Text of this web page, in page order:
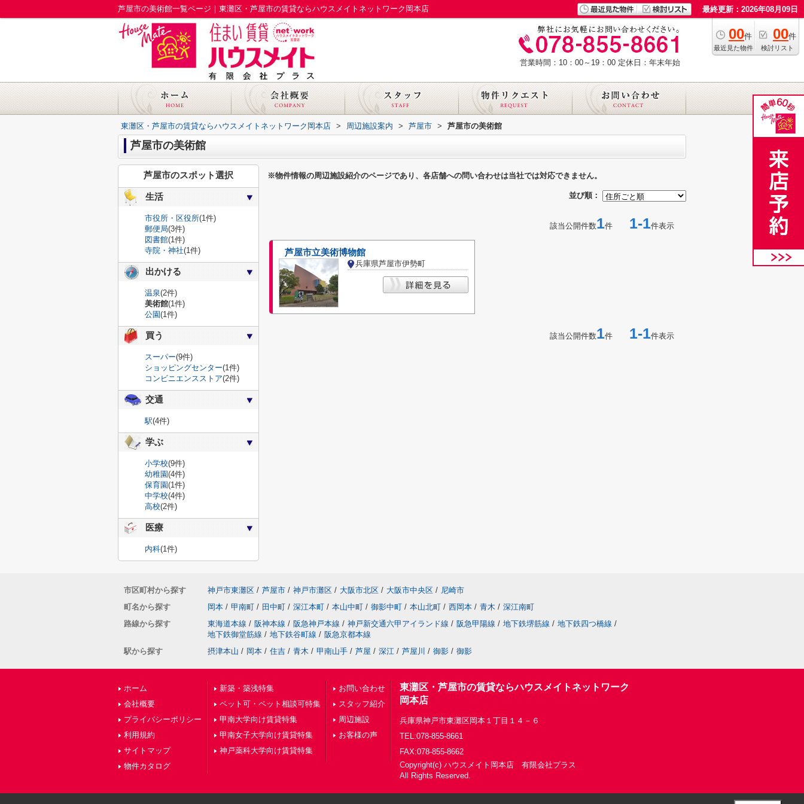
芦屋市の美術館一覧ページ｜東灘区・芦屋市の賃貸ならハウスメイトネットワーク岡本店 最終更新：2026年08月09日
00件
最近見た物件
00件
検討リスト
営業時間：10：00～19：00 定休日：年末年始
東灘区・芦屋市の賃貸ならハウスメイトネットワーク岡本店 > 周辺施設案内 > 芦屋市 > 芦屋市の美術館
芦屋市の美術館
※物件情報の周辺施設紹介のページであり、各店舗への問い合わせは当社では対応できません。
並び順：
該当公開件数1件 1-1件表示
芦屋市立美術博物館
兵庫県芦屋市伊勢町
該当公開件数1件 1-1件表示
芦屋市のスポット選択
生活
市役所・区役所(1件)
郵便局(3件)
図書館(1件)
寺院・神社(1件)
出かける
温泉(2件)
美術館(1件)
公園(1件)
買う
スーパー(9件)
ショッピングセンター(1件)
コンビニエンスストア(2件)
交通
駅(4件)
学ぶ
小学校(9件)
幼稚園(4件)
保育園(1件)
中学校(4件)
高校(2件)
医療
内科(1件)
市区町村から探す 神戸市東灘区 / 芦屋市 / 神戸市灘区 / 大阪市北区 / 大阪市中央区 / 尼崎市
町名から探す
岡本 / 甲南町 / 田中町 / 深江本町 / 本山中町 / 御影中町 / 本山北町 / 西岡本 / 青木 / 深江南町
路線から探す
東海道本線 / 阪神本線 / 阪急神戸本線 / 神戸新交通六甲アイランド線 / 阪急甲陽線 / 地下鉄堺筋線 / 地下鉄四つ橋線 /
地下鉄御堂筋線 / 地下鉄谷町線 / 阪急京都本線
駅から探す
摂津本山 / 岡本 / 住吉 / 青木 / 甲南山手 / 芦屋 / 深江 / 芦屋川 / 御影 / 御影
ホーム
会社概要
プライバシーポリシー
利用規約
サイトマップ
物件カタログ
新築・築浅特集
ペット可・ペット相談可特集
甲南大学向け賃貸特集
甲南女子大学向け賃貸特集
神戸薬科大学向け賃貸特集
お問い合わせ
スタッフ紹介
周辺施設
お客様の声
東灘区・芦屋市の賃貸ならハウスメイトネットワーク
岡本店
兵庫県神戸市東灘区岡本１丁目１４－６
TEL:078-855-8661
FAX:078-855-8662
Copyright(c) ハウスメイト岡本店 有限会社プラス
All Rights Reserved.